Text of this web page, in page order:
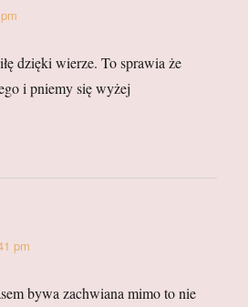
dzięki wierze. To sprawia że
i pniemy się wyżej
pm
bywa zachwiana mimo to nie